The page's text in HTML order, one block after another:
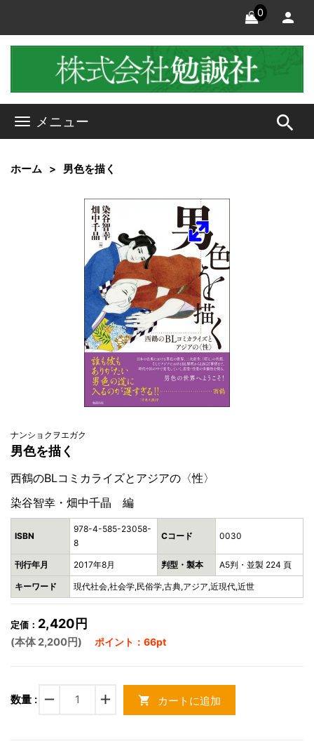
0
メニュー search
ホーム 男色を描く
ナンショクヲエガク
男色を描く
西鶴のBLコミカライズとアジアの〈性〉
染谷智幸・畑中千晶 編
ISBN
978-4-585-23058-
8
Cコード 0030
刊行年月 2017年8月 判型・製本 A5判・並製 224 頁
キーワード 現代社会,社会学,民俗学,古典,アジア,近現代,近世
定価： 2,420円
(本体 2,200円) ポイント：66pt
数量 : remove add shopping_cart カートに追加